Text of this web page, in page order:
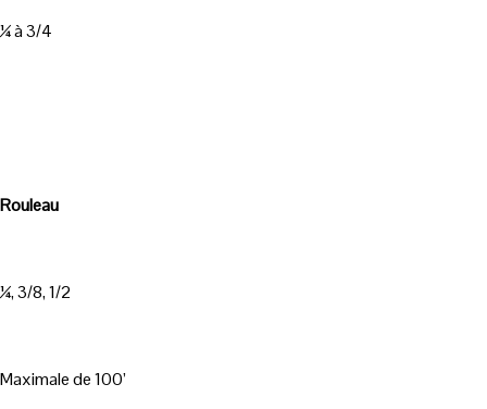
¼ à 3/4
Rouleau
¼, 3/8, 1/2
Maximale de 100’